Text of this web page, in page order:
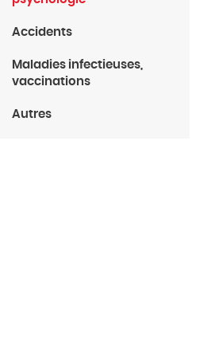
Accidents
Maladies infectieuses,
vaccinations
Autres